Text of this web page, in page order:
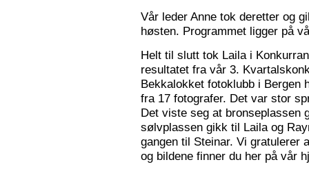
Vår leder Anne tok deretter og
høsten. Programmet ligger på
Helt til slutt tok Laila i
resultatet fra vår 3.
Bekkalokket fotoklubb i
fra 17 fotografer. Det var stor
Det viste seg at bronseplassen
sølvplassen gikk til Laila og
gangen til Steinar. Vi gratulerer
og bildene finner du her på vår